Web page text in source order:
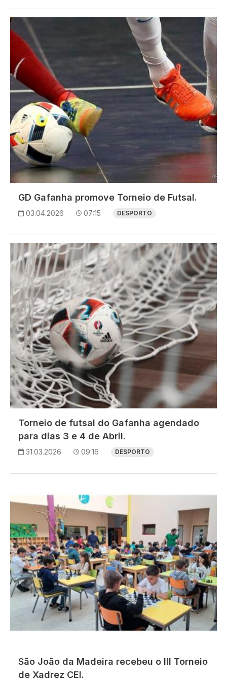
Imagem
GD Gafanha promove Torneio de Futsal.
03.04.2026 07:15 DESPORTO
Imagem
Torneio de futsal do Gafanha agendado
para dias 3 e 4 de Abril.
31.03.2026 09:16 DESPORTO
São João da Madeira recebeu o III Torneio
de Xadrez CEI.